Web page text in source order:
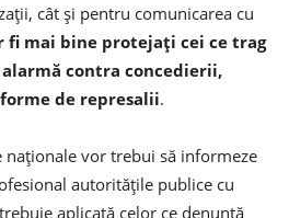
cât şi pentru comunicarea cu
fi mai bine protejaţi cei ce trag
contra concedierii,
de represalii.
naţionale vor trebui să informeze
autorităţile publice cu
aplicată celor ce denunţă